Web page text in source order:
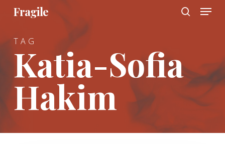
Skip
content
Fragile Menu
TAG
Katia-Sofia
Hakim